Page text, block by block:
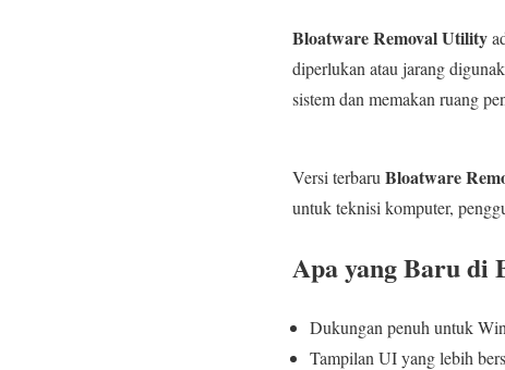
Bloatware Removal Utility
diperlukan atau jarang
sistem dan memakan ruang
Versi terbaru Bloatware
untuk teknisi komputer,
Apa yang Baru di
Dukungan penuh untuk
Tampilan UI yang lebih